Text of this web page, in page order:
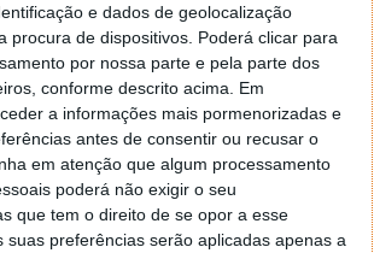
e dados de geolocalização
procura de dispositivos. Poderá clicar para
por nossa parte e pela parte dos
conforme descrito acima. Em
a informações mais pormenorizadas e
antes de consentir ou recusar o
em atenção que algum processamento
poderá não exigir o seu
que tem o direito de se opor a esse
suas preferências serão aplicadas apenas a
um estetoscópio?
Eko Health, o dispositivo
o tamanho de uma carta de
no peito do paciente para fazer
elétricos do coração, enquanto o
o som do sangue a fluir pelo